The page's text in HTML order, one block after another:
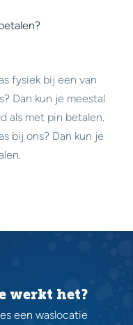
fysiek bij een van
Dan kun je meestal
als met pin betalen.
bij ons? Dan kun je
werkt het?
een waslocatie